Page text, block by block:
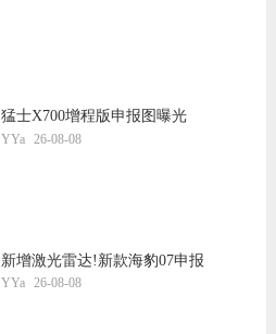
猛士X700增程版申报图曝光
YYa 26-08-08
新增激光雷达!新款海豹07申报
YYa 26-08-08